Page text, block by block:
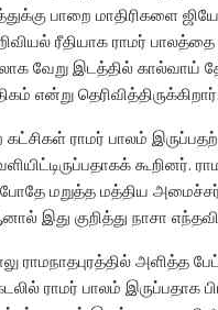
பாறை மாதிரிகளை
ரீதியாக ராமர்
வேறு இடத்தில்
என்று தெரிவித்திருக்கிறார்.
கட்சிகள் ராமர் பாலம்
கூறினர்.
மறுத்த மத்திய அமைச்சர்
இது குறித்து நாசா
ராமநாதபுரத்தில் அளித்த
ராமர் பாலம் இருப்பதாக